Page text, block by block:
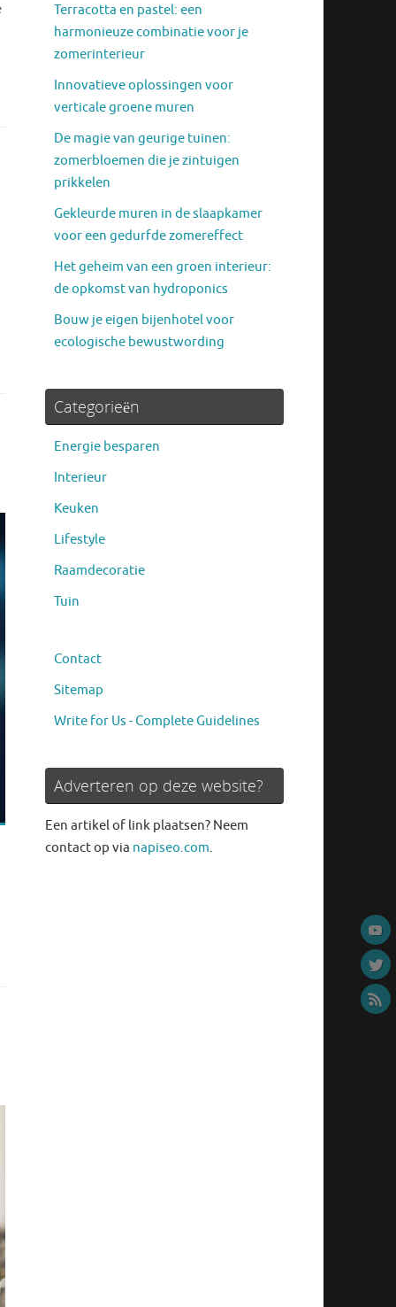
Terracotta en pastel: een
harmonieuze combinatie voor je
zomerinterieur
Innovatieve oplossingen voor
verticale groene muren
De magie van geurige tuinen:
zomerbloemen die je zintuigen
prikkelen
Gekleurde muren in de slaapkamer
voor een gedurfde zomereffect
Het geheim van een groen interieur:
de opkomst van hydroponics
Bouw je eigen bijenhotel voor
ecologische bewustwording
Categorieën
Energie besparen
Interieur
Keuken
Lifestyle
Raamdecoratie
Tuin
Contact
Sitemap
Write for Us - Complete Guidelines
Adverteren op deze website?
Een artikel of link plaatsen? Neem
contact op via napiseo.com.